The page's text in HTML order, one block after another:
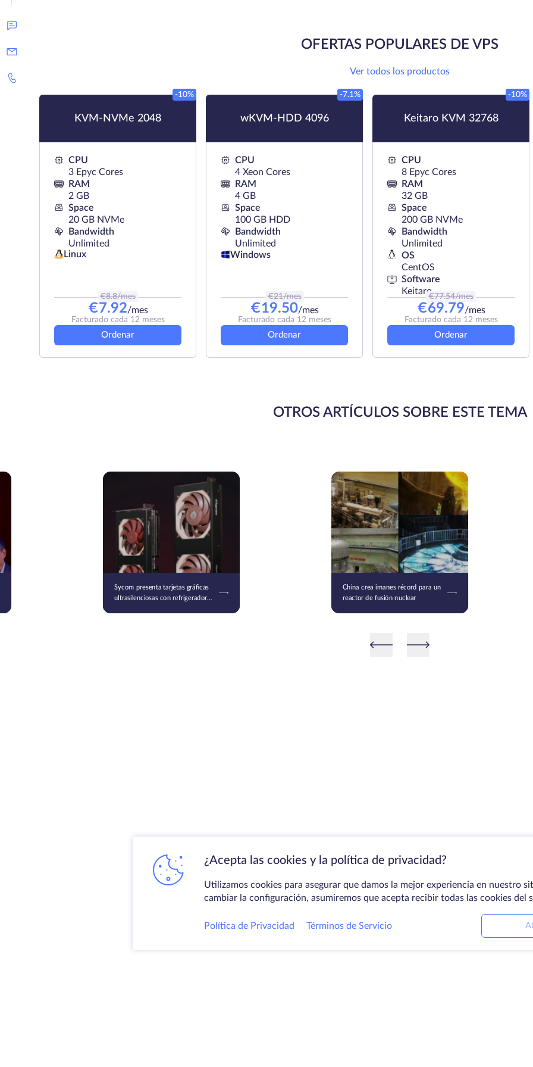
OFERTAS POPULARES DE VPS
Ver todos los productos
KVM-NVMe 2048
-10%
CPU
3 Epyc Cores
RAM
2 GB
Space
20 GB NVMe
Bandwidth
Unlimited
Linux
€8.8/mes
€7.92/mes
Facturado cada 12 meses
Ordenar
wKVM-HDD 4096
-7.1%
CPU
4 Xeon Cores
RAM
4 GB
Space
100 GB HDD
Bandwidth
Unlimited
Windows
€21/mes
€19.50/mes
Facturado cada 12 meses
Ordenar
Keitaro KVM 32768
-10%
CPU
8 Epyc Cores
RAM
32 GB
Space
200 GB NVMe
Bandwidth
Unlimited
OS
CentOS
Software
Keitaro
€77.54/mes
€69.79/mes
Facturado cada 12 meses
Ordenar
OTROS ARTÍCULOS SOBRE ESTE TEMA
Sycom presenta tarjetas gráficas
ultrasilenciosas con refrigeradores
China crea imanes récord para un
reactor de fusión nuclear
¿Acepta las cookies y la política de privacidad?
Utilizamos cookies para asegurar que damos la mejor experiencia en nuestro
cambiar la configuración, asumiremos que acepta recibir todas las cookies del
Política de Privacidad Términos de Servicio